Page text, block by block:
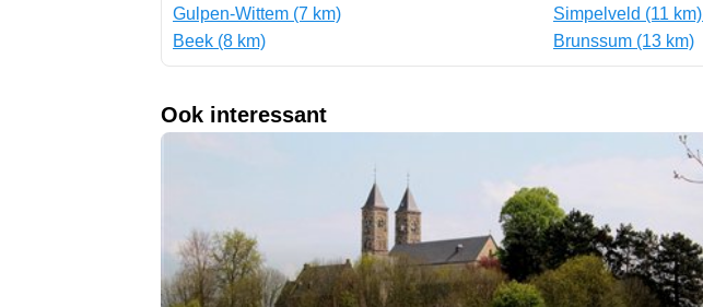
Gulpen-Wittem (7 km)
Beek (8 km)
Simpelveld (11 km)
Brunssum (13 km)
Ook interessant